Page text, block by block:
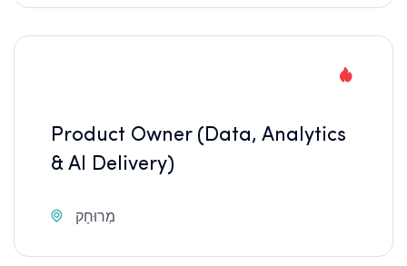
Product Owner (Data, Analytics
& AI Delivery)
מְרוּחָק